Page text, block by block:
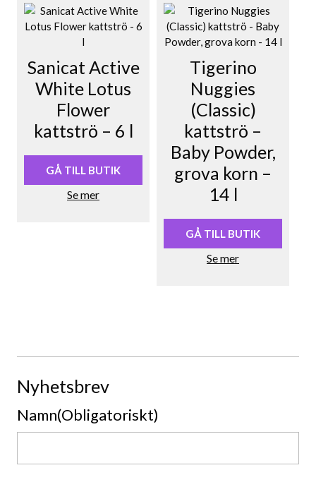
Sanicat Active
White Lotus
Flower
kattströ – 6 l
GÅ TILL BUTIK
Se mer
Tigerino
Nuggies
(Classic)
kattströ –
Baby Powder,
grova korn –
14 l
GÅ TILL BUTIK
Se mer
Nyhetsbrev
Namn(Obligatoriskt)